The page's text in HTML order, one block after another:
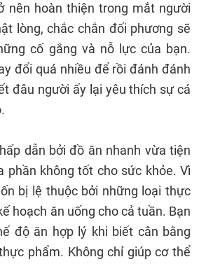
nên hoàn thiện trong mắt người
lòng, chắc chắn đối phương sẽ
cố gắng và nỗ lực của bạn.
đổi quá nhiều để rồi đánh đánh
đâu người ấy lại yêu thích sự cá
dẫn bởi đồ ăn nhanh vừa tiện
phần không tốt cho sức khỏe. Vì
bị lệ thuộc bởi những loại thực
hoạch ăn uống cho cả tuần. Bạn
độ ăn hợp lý khi biết cân bằng
phẩm. Không chỉ giúp cơ thể